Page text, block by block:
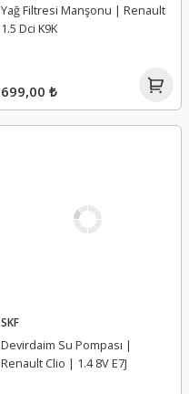
Yağ Filtresi Manşonu | Renault
1.5 Dci K9K
699,00 ₺
SKF
Devirdaim Su Pompası |
Renault Clio | 1.4 8V E7J